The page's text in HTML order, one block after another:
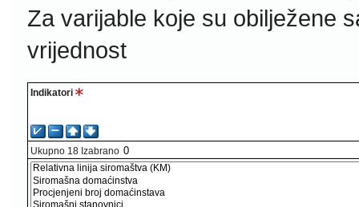
Za varijable koje su obilježene
vrijednost
Indikatori
Ukupno 18 Izabrano